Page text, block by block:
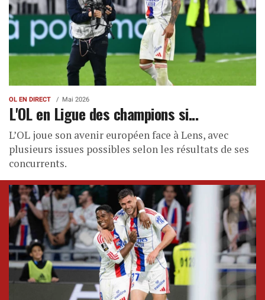
OL EN DIRECT Mai 2026
L'OL en Ligue des champions si...
L’OL joue son avenir européen face à Lens, avec
plusieurs issues possibles selon les résultats de ses
concurrents.